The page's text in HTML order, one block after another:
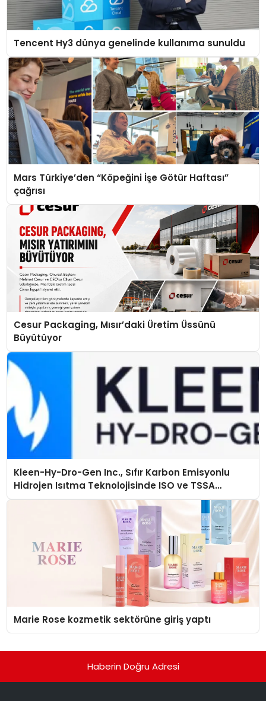
Tencent Hy3 dünya genelinde kullanıma sunuldu
Mars Türkiye’den “Köpeğini İşe Götür Haftası”
çağrısı
Cesur Packaging, Mısır’daki Üretim Üssünü
Büyütüyor
Kleen-Hy-Dro-Gen Inc., Sıfır Karbon Emisyonlu
Hidrojen Isıtma Teknolojisinde ISO ve TSSA
Düzenleyici Onaylarını Aldı
Marie Rose kozmetik sektörüne giriş yaptı
Haberin Doğru Adresi